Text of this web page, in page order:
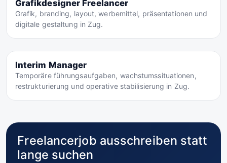
Grafikdesigner Freelancer
Grafik, branding, layout, werbemittel, präsentationen und
digitale gestaltung in Zug.
Interim Manager
Temporäre führungsaufgaben, wachstumssituationen,
restrukturierung und operative stabilisierung in Zug.
Freelancerjob ausschreiben statt
lange suchen